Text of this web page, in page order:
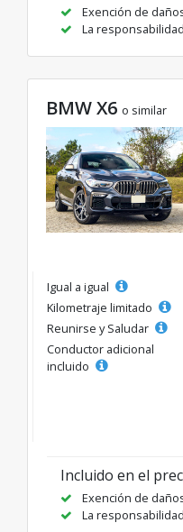
Exención de
La
BMW X6 o similar
Igual a igual
Kilometraje limitado
Reunirse y Saludar
Conductor adicional
incluido
Incluido en el
Exención de
La